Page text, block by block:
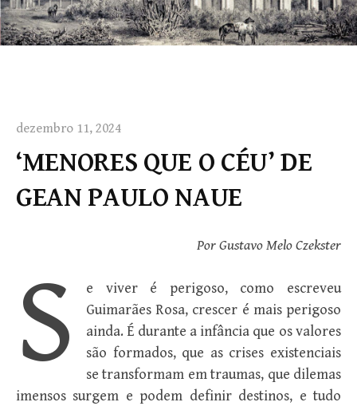
dezembro 11, 2024
‘MENORES QUE O CÉU’ DE
GEAN PAULO NAUE
Por Gustavo Melo Czekster
S
e viver é perigoso, como escreveu
Guimarães Rosa, crescer é mais perigoso
ainda. É durante a infância que os valores
são formados, que as crises existenciais
se transformam em traumas, que dilemas
imensos surgem e podem definir destinos, e tudo